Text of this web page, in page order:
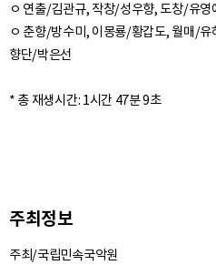
ㅇ 연출/김관규, 작창/성우향, 도창/유
ㅇ 춘향/방수미, 이몽룡/황갑도, 월매/
향단/박은선
* 총 재생시간: 1시간 47분 9초
주최정보
주최/국립민속국악원